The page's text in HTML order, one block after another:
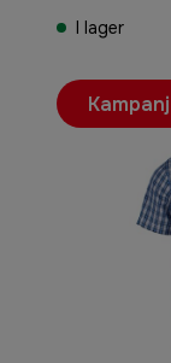
I lager
Kampanj